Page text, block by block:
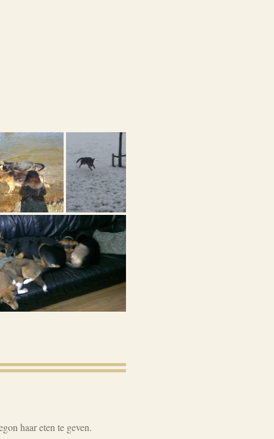
haareten te geven.